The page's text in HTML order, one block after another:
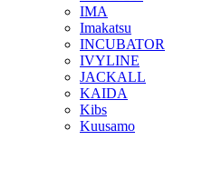
IMA
Imakatsu
INCUBATOR
IVYLINE
JACKALL
KAIDA
Kibs
Kuusamo